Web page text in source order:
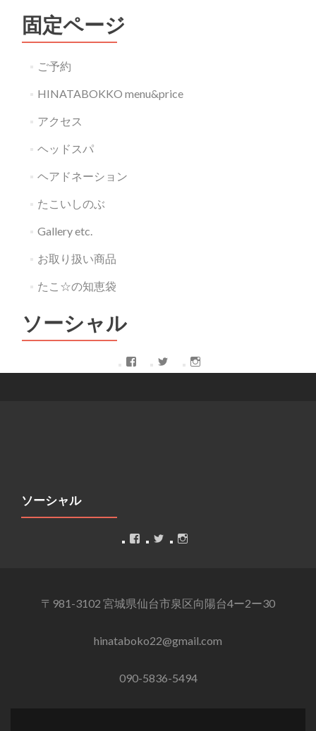
固定ページ
ご予約
HINATABOKKO menu&price
アクセス
ヘッドスパ
ヘアドネーション
たこいしのぶ
Gallery etc.
お取り扱い商品
たこ☆の知恵袋
ソーシャル
FacebookTwitter
ソーシャル
Facebook
Twitter
〒981-3102 宮城県仙台市泉区向陽台4ー2ー30
hinataboko22@gmail.com
090-5836-5494